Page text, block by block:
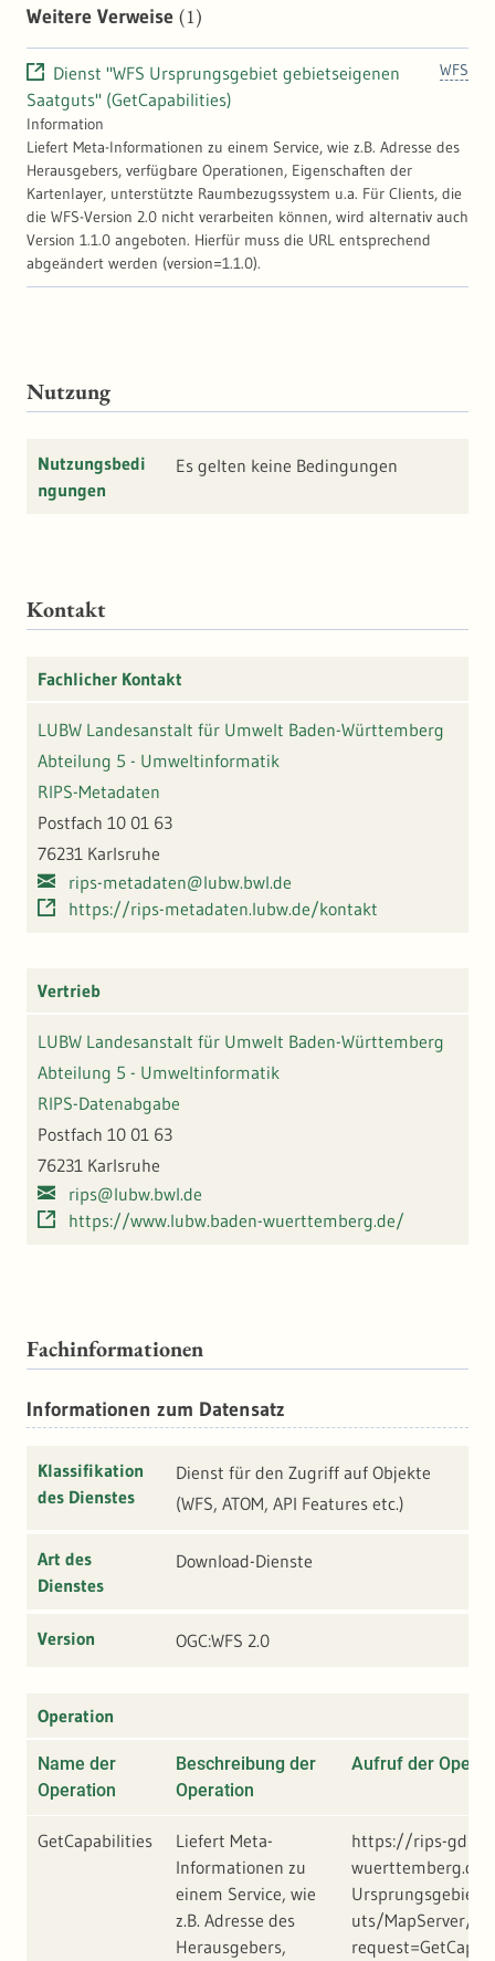
Ursprungsgebiete gewonnen wird.
Herkunftsnachweise für gebietseigenes Saat-
und Pflanzgut sowie die
Kennzeichnungspflicht nach der ErMiV
müssen immer auf diesen Ursprungs- bzw.
Vorkommensgebieten basieren.
Weitere Verweise (1)
WFS
Dienst "WFS Ursprungsgebiet gebietseigenen
Saatguts" (GetCapabilities)
Information
Liefert Meta-Informationen zu einem Service, wie z.B. Adresse des
Herausgebers, verfügbare Operationen, Eigenschaften der
Kartenlayer, unterstützte Raumbezugssystem u.a. Für Clients, die
die WFS-Version 2.0 nicht verarbeiten können, wird alternativ auch
Version 1.1.0 angeboten. Hierfür muss die URL entsprechend
abgeändert werden (version=1.1.0).
Nutzung
Nutzungsbedi
ngungen
Es gelten keine Bedingungen
Kontakt
Fachlicher Kontakt
LUBW Landesanstalt für Umwelt Baden-Württemberg
Abteilung 5 - Umweltinformatik
RIPS-Metadaten
Postfach 10 01 63
76231 Karlsruhe
rips-metadaten@lubw.bwl.de
https://rips-metadaten.lubw.de/kontakt
Vertrieb
LUBW Landesanstalt für Umwelt Baden-Württemberg
Abteilung 5 - Umweltinformatik
RIPS-Datenabgabe
Postfach 10 01 63
76231 Karlsruhe
rips@lubw.bwl.de
https://www.lubw.baden-wuerttemberg.de/
Fachinformationen
Informationen zum Datensatz
Klassifikation
des Dienstes
Dienst für den Zugriff auf Objekte
(WFS, ATOM, API Features etc.)
Art des
Dienstes
Download-Dienste
Version OGC:WFS 2.0
Operation
Name der
Operation
Beschreibung der
Operation
Aufruf der
GetCapabilities
Liefert Meta-
Informationen zu
einem Service, wie
z.B. Adresse des
Herausgebers,
https://rips-
uts/MapServer/